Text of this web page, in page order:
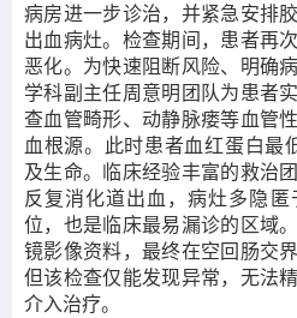
病房进一步诊治，并紧急安排
出血病灶。检查期间，患者再
恶化。为快速阻断风险、明确
学科副主任周意明团队为患者
查血管畸形、动静脉瘘等血管
血根源。此时患者血红蛋白最
及生命。临床经验丰富的救治
反复消化道出血，病灶多隐
位，也是临床最易漏诊的区域
镜影像资料，最终在空回肠交
但该检查仅能发现异常，无法
介入治疗。